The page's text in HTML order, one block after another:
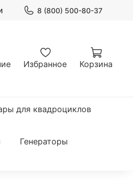
8 (800) 500-80-37
Избранное Корзина
для квадроциклов
Генераторы